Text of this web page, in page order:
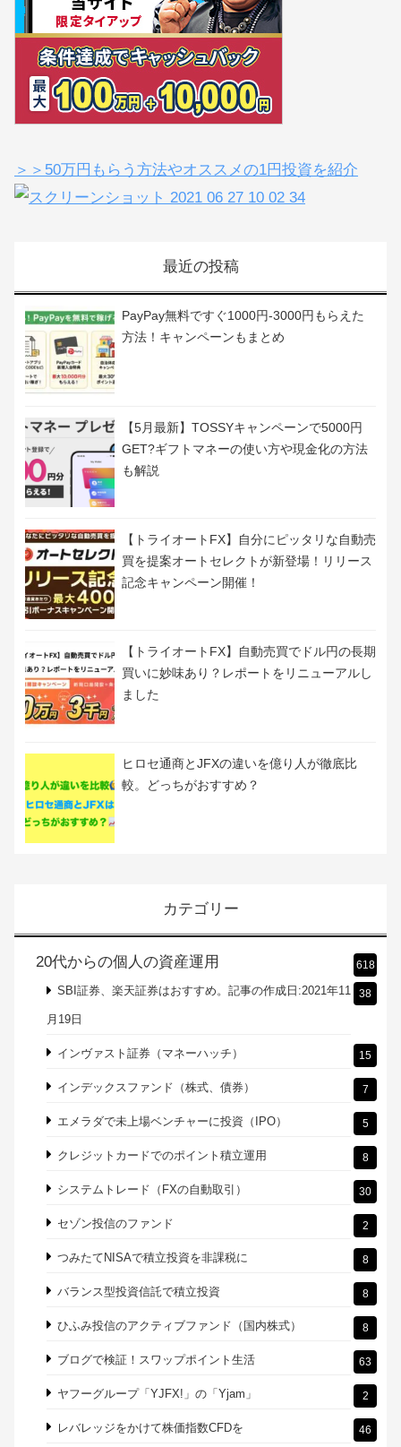
＞＞50万円もらう方法やオススメの1円投資を紹介
最近の投稿
PayPay無料ですぐ1000円-3000円もらえた
方法！キャンペーンもまとめ
【5月最新】TOSSYキャンペーンで5000円
GET?ギフトマネーの使い方や現金化の方法
も解説
【トライオートFX】自分にピッタリな自動売
買を提案オートセレクトが新登場！リリース
記念キャンペーン開催！
【トライオートFX】自動売買でドル円の長期
買いに妙味あり？レポートをリニューアルし
ました
ヒロセ通商とJFXの違いを億り人が徹底比
較。どっちがおすすめ？
カテゴリー
20代からの個人の資産運用 618
SBI証券、楽天証券はおすすめ。記事の作成日:2021年11
月19日
38
インヴァスト証券（マネーハッチ） 15
インデックスファンド（株式、債券） 7
エメラダで未上場ベンチャーに投資（IPO） 5
クレジットカードでのポイント積立運用 8
システムトレード（FXの自動取引） 30
セゾン投信のファンド 2
つみたてNISAで積立投資を非課税に 8
バランス型投資信託で積立投資 8
ひふみ投信のアクティブファンド（国内株式） 8
ブログで検証！スワップポイント生活 63
ヤフーグループ「YJFX!」の「Yjam」 2
レバレッジをかけて株価指数CFDを 46